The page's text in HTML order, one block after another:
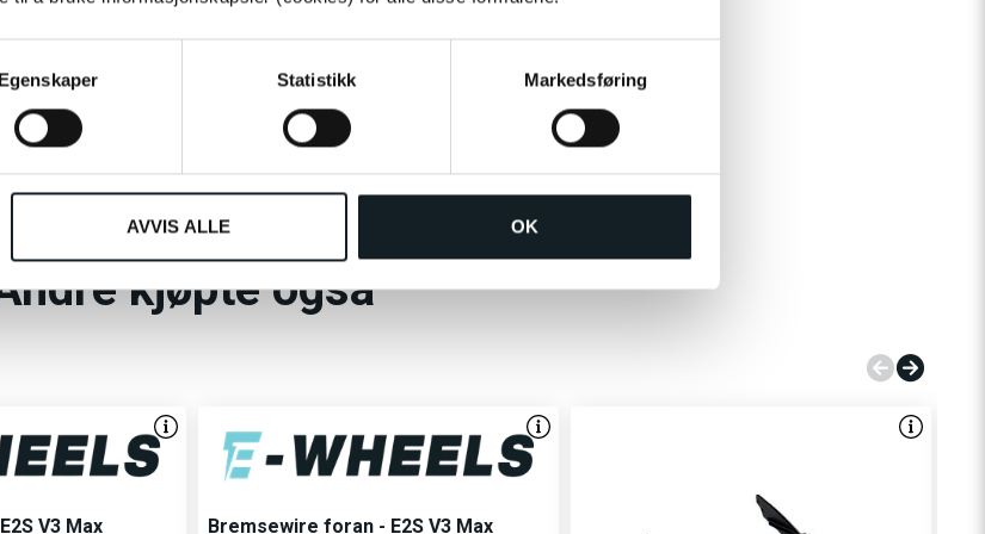
Egenskaper Statistikk Markedsføring
AVVIS ALLE OK
Andre så også på
kjøpte også
V3 Max Bremsewire foran - E2S V3 Max